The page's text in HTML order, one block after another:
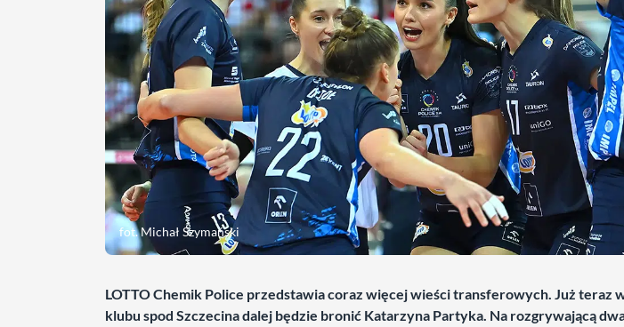
fot. Michał Szymański
LOTTO Chemik Police przedstawia coraz więcej wieści transferowych. Już teraz
klubu spod Szczecina dalej będzie bronić Katarzyna Partyka. Na rozgrywającą